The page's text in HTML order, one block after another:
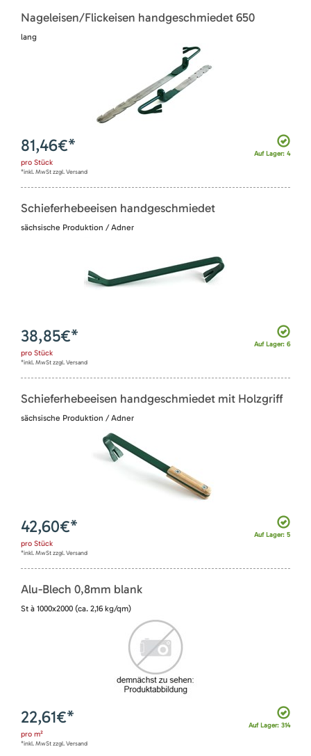
Nageleisen/Flickeisen handgeschmiedet 650
lang
Auf Lager: 4
81,46€*
pro Stück
*inkl. MwSt zzgl. Versand
Schieferhebeeisen handgeschmiedet
sächsische Produktion / Adner
Auf Lager: 6
38,85€*
pro Stück
*inkl. MwSt zzgl. Versand
Schieferhebeeisen handgeschmiedet mit Holzgriff
sächsische Produktion / Adner
Auf Lager: 5
42,60€*
pro Stück
*inkl. MwSt zzgl. Versand
Alu-Blech 0,8mm blank
St à 1000x2000 (ca. 2,16 kg/qm)
Auf Lager: 314
22,61€*
pro m²
*inkl. MwSt zzgl. Versand